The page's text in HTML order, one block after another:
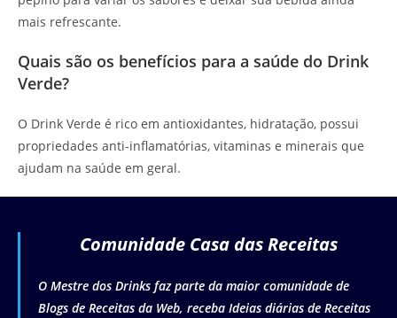
mais refrescante.
Quais são os benefícios para a saúde do Drink
Verde?
O Drink Verde é rico em antioxidantes, hidratação, possui
propriedades anti-inflamatórias, vitaminas e minerais que
ajudam na saúde em geral.
Comunidade Casa das Receitas
O Mestre dos Drinks faz parte da maior comunidade de
Blogs de Receitas da Web, receba Ideias diárias de Receitas